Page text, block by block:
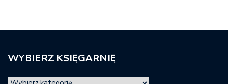
WYBIERZ KSIĘGARNIĘ